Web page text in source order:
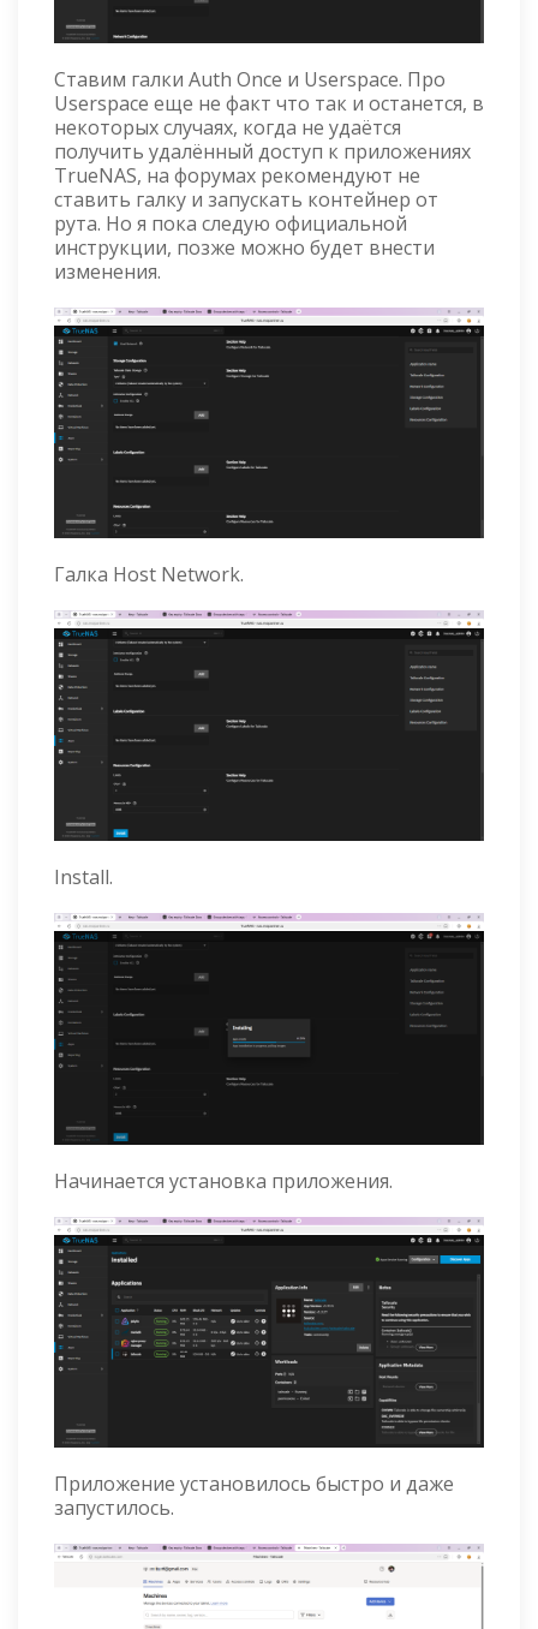
Ставим галки Auth Once и Userspace. Про
Userspace еще не факт что так и останется, в
некоторых случаях, когда не удаётся
получить удалённый доступ к приложениях
TrueNAS, на форумах рекомендуют не
ставить галку и запускать контейнер от
рута. Но я пока следую официальной
инструкции, позже можно будет внести
изменения.
Галка Host Network.
Install.
Начинается установка приложения.
Приложение установилось быстро и даже
запустилось.